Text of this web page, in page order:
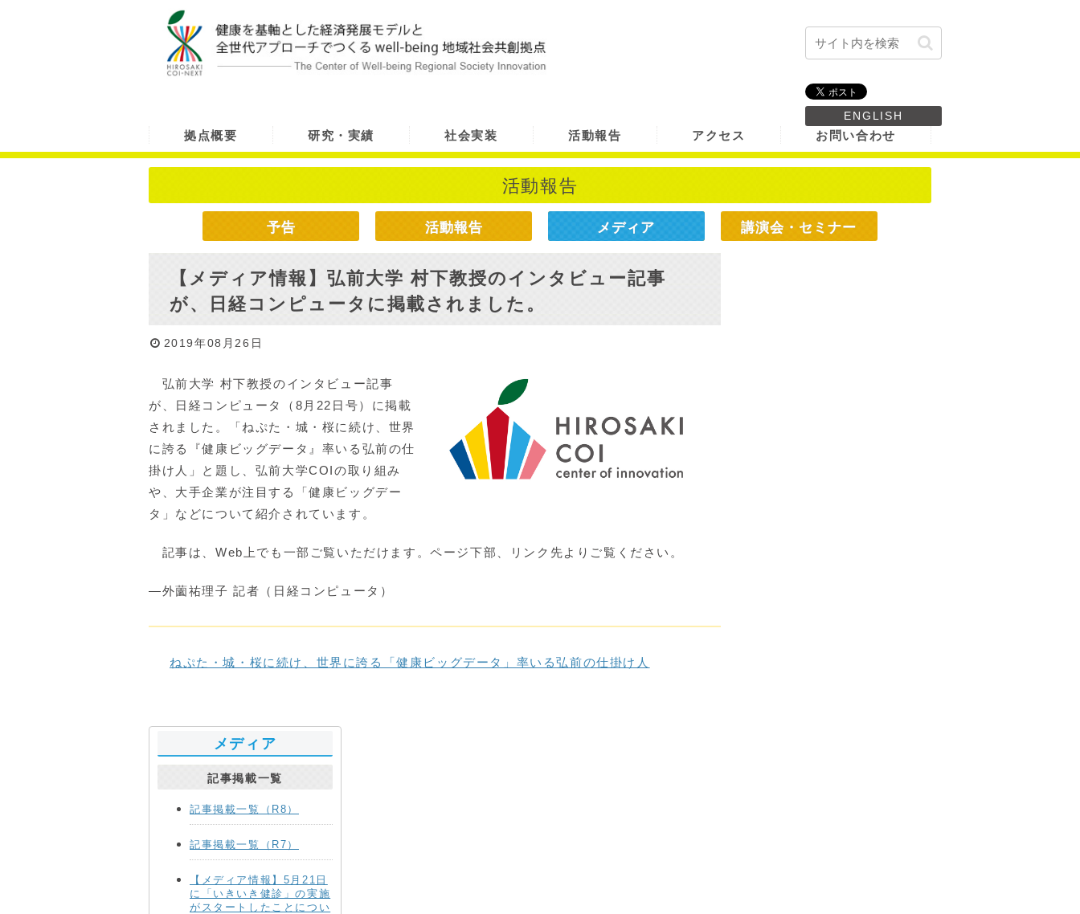
ENGLISH
拠点概要 研究・実績 社会実装 活動報告 アクセス お問い合わせ
活動報告
予告 活動報告 メディア 講演会・セミナー
【メディア情報】弘前大学 村下教授のインタビュー記事
が、日経コンピュータに掲載されました。
2019年08月26日
弘前大学 村下教授のインタビュー記事
が、日経コンピュータ（8月22日号）に掲載
されました。「ねぷた・城・桜に続け、世界
に誇る『健康ビッグデータ』率いる弘前の仕
掛け人」と題し、弘前大学COIの取り組み
や、大手企業が注目する「健康ビッグデー
タ」などについて紹介されています。
記事は、Web上でも一部ご覧いただけます。ページ下部、リンク先よりご覧ください。
―外薗祐理子 記者（日経コンピュータ）
ねぷた・城・桜に続け、世界に誇る「健康ビッグデータ」率いる弘前の仕掛け人
メディア
記事掲載一覧
記事掲載一覧（R8）
記事掲載一覧（R7）
【メディア情報】5月21日
に「いきいき健診」の実施
がスタートしたことについ